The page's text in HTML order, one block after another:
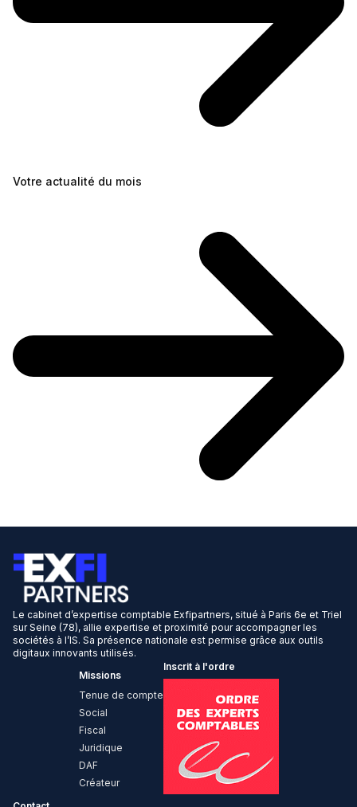
Votre actualité du mois
Le cabinet d’expertise comptable Exfipartners, situé à Paris 6e et Triel
sur Seine (78), allie expertise et proximité pour accompagner les
sociétés à l’IS. Sa présence nationale est permise grâce aux outils
digitaux innovants utilisés.
Missions
Tenue de compte
Social
Fiscal
Juridique
DAF
Créateur
Inscrit à l'ordre